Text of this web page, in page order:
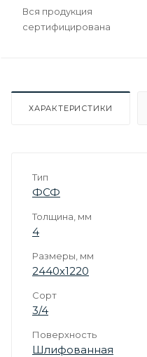
Вся продукция
сертифицирована
ХАРАКТЕРИСТИКИ
Тип
ФСФ
Толщина, мм
4
Размеры, мм
2440х1220
Сорт
3/4
Поверхность
Шлифованная